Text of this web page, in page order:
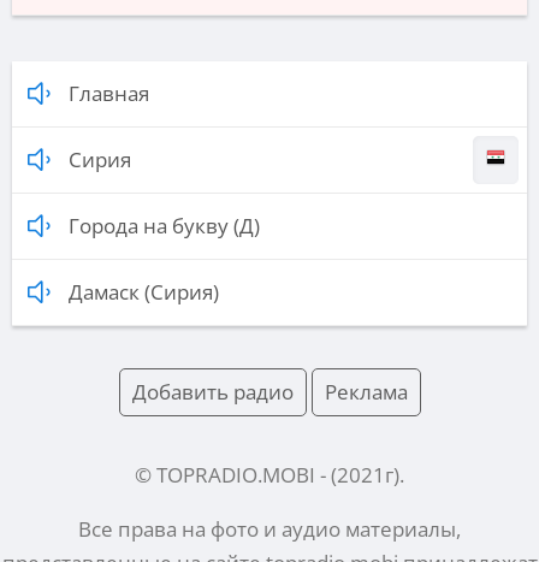
Главная
Сирия
Города на букву (Д)
Дамаск (Сирия)
Добавить радио Реклама
© TOPRADIO.MOBI - (2021 г).
Все права на фото и аудио материалы,